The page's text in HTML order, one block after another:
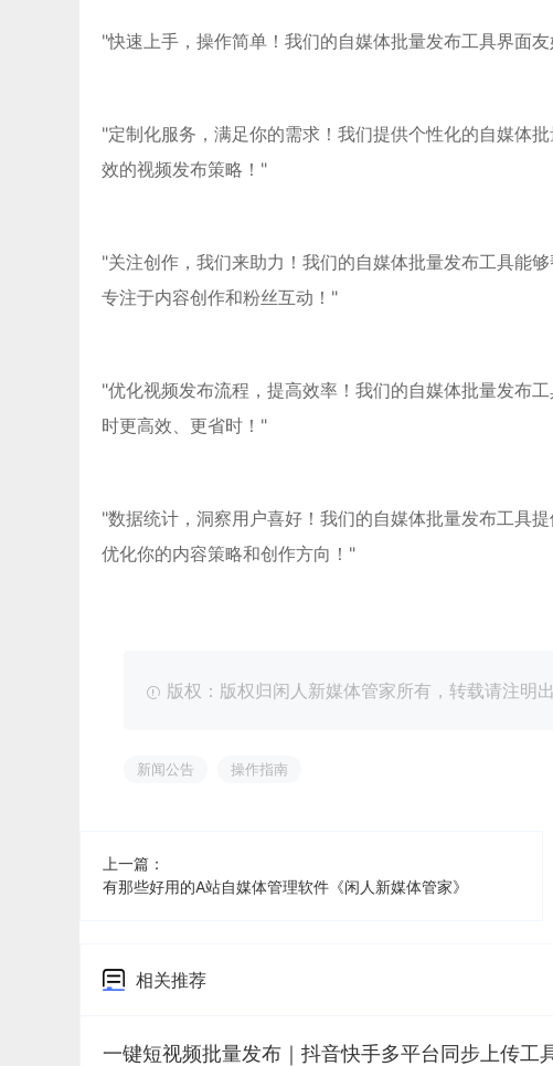
"快速上手，操作简单！我们的自媒体批量发布工具界面
"定制化服务，满足你的需求！我们提供个性化的自媒体
效的视频发布策略！"
"关注创作，我们来助力！我们的自媒体批量发布工具能
专注于内容创作和粉丝互动！"
"优化视频发布流程，提高效率！我们的自媒体批量发布
时更高效、更省时！"
"数据统计，洞察用户喜好！我们的自媒体批量发布工具
优化你的内容策略和创作方向！"
版权：版权归闲人新媒体管家所有，转载请注
新闻公告 操作指南
上一篇：
有那些好用的A站自媒体管理软件《闲人新媒体管家》
相关推荐
一键短视频批量发布｜抖音快手多平台同步上传工